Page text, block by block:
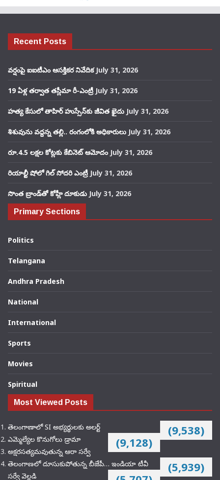
Recent Posts
వర్షంపై ఐఐటీఎం ఆసక్తికర నివేదిక July 31, 2026
19 ఏళ్ల తర్వాత తస్లీమా రీ-ఎంట్రీ July 31, 2026
హత్య కేసులో తాహిర్ హుస్సేన్‌కు జీవిత ఖైదు July 31, 2026
శిశువును వద్దన్న తల్లి.. రంగంలోకి అధికారులు July 31, 2026
రూ.4.5 లక్షల కోట్లకు కేబినెట్ ఆమోదం July 31, 2026
రియాల్టీ షోలో గిల్ సోదరి ఎంట్రీ July 31, 2026
సొంత బ్రాండ్‌తో కోహ్లీ దూకుడు July 31, 2026
Primary Sections
Politics
Telangana
Andhra Pradesh
National
International
Sports
Movies
Spiritual
Most Viewed Posts
తెలంగాణాలో SI అభ్యర్థులకు అలర్ట్ (9,538)
ఎమ్మెల్యేల కొనుగోలు డ్రామా (9,128)
అక్షరసత్యమవుతున్న ఆరా సర్వే
(5,939)
తెలంగాణలో దూసుకుపోతున్న బీజేపీ… ఇండియా టీవీ
సర్వే వెల్లడి